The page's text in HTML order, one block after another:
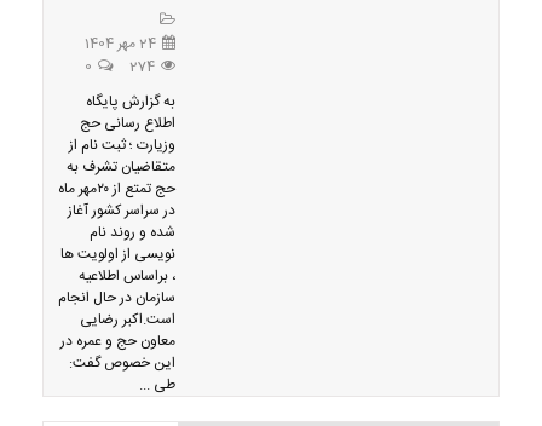
24 مهر 1404
274
0
به گزارش پایگاه
اطلاع رسانی حج
وزیارت ؛ ثبت نام از
متقاضیان تشرف به
حج تمتع از ۲۰مهر ماه
در سراسر کشور آغاز
شده و روند نام
نویسی از اولویت ها
، براساس اطلاعیه
سازمان در حال انجام
است.اکبر رضایی
معاون حج و عمره در
این خصوص گفت:
طی ...